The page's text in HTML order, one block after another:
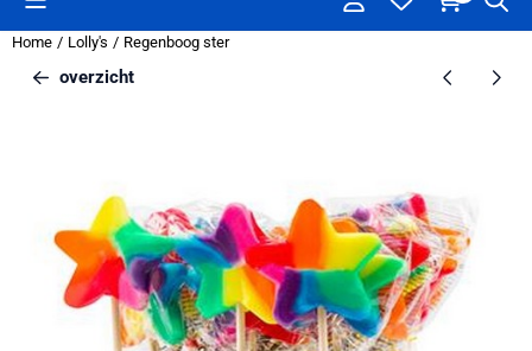
Home / Lolly's / Regenboog ster
overzicht